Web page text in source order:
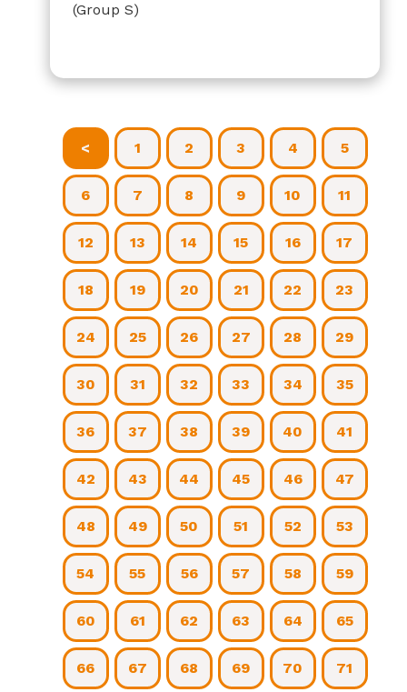
(Group S)
< 1 2 3 4 5
6 7 8 9 10 11
12 13 14 15 16 17
18 19 20 21 22 23
24 25 26 27 28 29
30 31 32 33 34 35
36 37 38 39 40 41
42 43 44 45 46 47
48 49 50 51 52 53
54 55 56 57 58 59
60 61 62 63 64 65
66 67 68 69 70 71